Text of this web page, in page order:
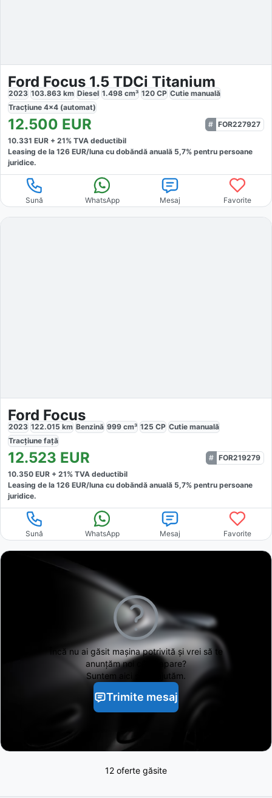
Ford Focus 1.5 TDCi Titanium
2023 103.863 km Diesel 1.498 cm³ 120 CP Cutie manuală
Tracțiune 4x4 (automat)
12.500 EUR
FOR227927
10.331 EUR + 21% TVA deductibil
Leasing de la 126 EUR/luna cu dobăndă anuală 5,7% pentru persoane
juridice.
Sună WhatsApp Mesaj Favorite
Ford Focus
2023 122.015 km Benzină 999 cm³ 125 CP Cutie manuală
Tracțiune față
12.523 EUR
FOR219279
10.350 EUR + 21% TVA deductibil
Leasing de la 126 EUR/luna cu dobăndă anuală 5,7% pentru persoane
juridice.
Sună WhatsApp Mesaj Favorite
Încă nu ai găsitmașina potrivită și vrei să te
anunțăm noi când apare?
Suntem aici să te ajutăm.
Trimite mesaj
12 oferte găsite